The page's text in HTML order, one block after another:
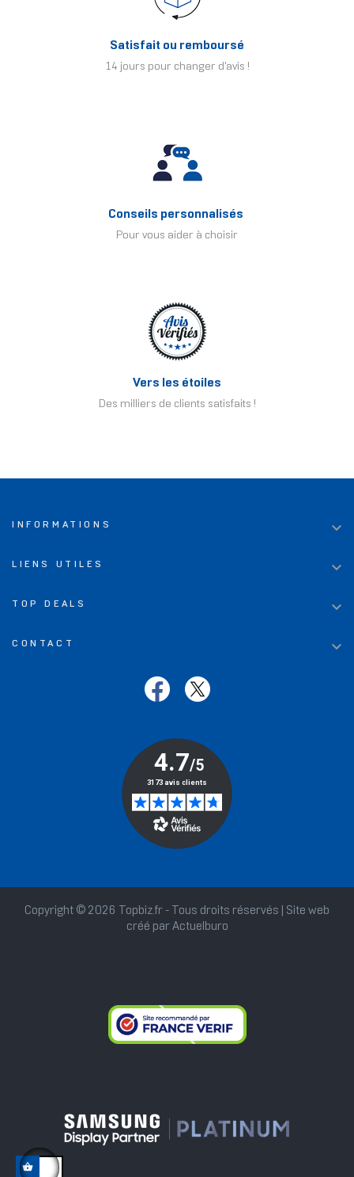
Satisfait ou remboursé
14 jours pour changer d'avis !
Conseils personnalisés
Pour vous aider à choisir
Vers les étoiles
Des milliers de clients satisfaits !
INFORMATIONS 
LIENS UTILES 
TOP DEALS 
CONTACT 
Copyright © 2026 Topbiz.fr - Tous droits réservés | Site web
créé par Actuelburo